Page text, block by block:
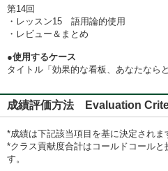
第14回
・レッスン15 語用論的使用
・レビュー＆まとめ
●使用するケース
タイトル「効果的な看板、あなたなら
成績評価方法 Evaluation
*成績は下記該当項目を基に決定されま
*クラス貢献度合計はコールドコール
す。